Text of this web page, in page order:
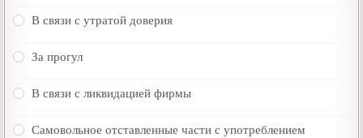
В связи с утратой доверия
За прогул
В связи с ликвидацией фирмы
Самовольное отставленные части с употреблением